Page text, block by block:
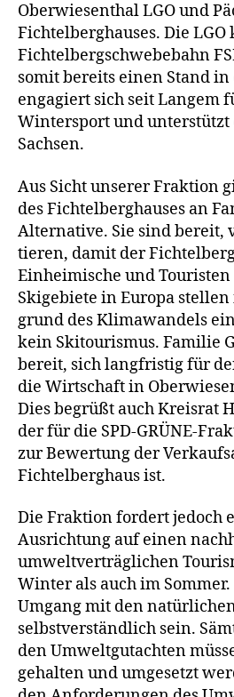
Oberwiesenthal LGO und
Fichtelberghauses. Die LGO
Fichtelbergschwebebahn
somit bereits einen Stand in
enga­giert sich seit Langem
Wintersport und unter­stützt
Sachsen.
Aus Sicht unse­rer Fraktion
des Fichtelberghauses an
Alternative. Sie sind bereit,
tie­ren, damit der
Einheimische und
Skigebiete in Europa
grund des Klimawandels
kein Skitourismus. Familie
bereit, sich lang­fris­tig für
die Wirtschaft in
Dies begrüßt auch Kreisrat
der für die SPD-GRÜNE-
zur Bewertung der
Fichtelberghaus ist.
Die Fraktion for­dert jedoch
Ausrichtung auf einen
umwelt­ver­träg­li­chen
Winter als auch im
Umgang mit den
selbst­ver­ständ­lich sein.
den Umweltgutachten
ge­hal­ten und umge­setzt